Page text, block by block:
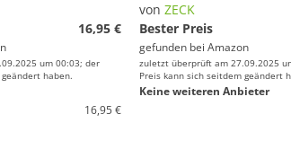
16,95 €
um 00:03; der
haben.
16,95 €
von ZECK
Bester Preis
gefunden bei Amazon
zuletzt überprüft am 27.09.2025
Preis kann sich seitdem geändert
Keine weiteren Anbieter